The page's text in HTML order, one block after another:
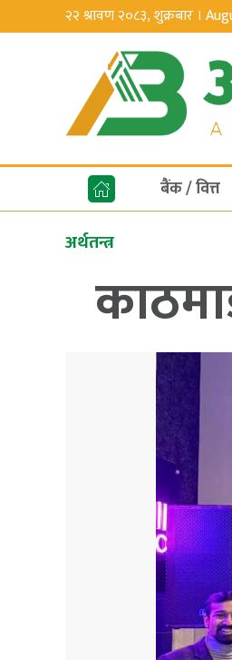
२२ श्रावण २०८३, शुक्रबार ।
बैंक / वित्त
अर्थतन्त्र